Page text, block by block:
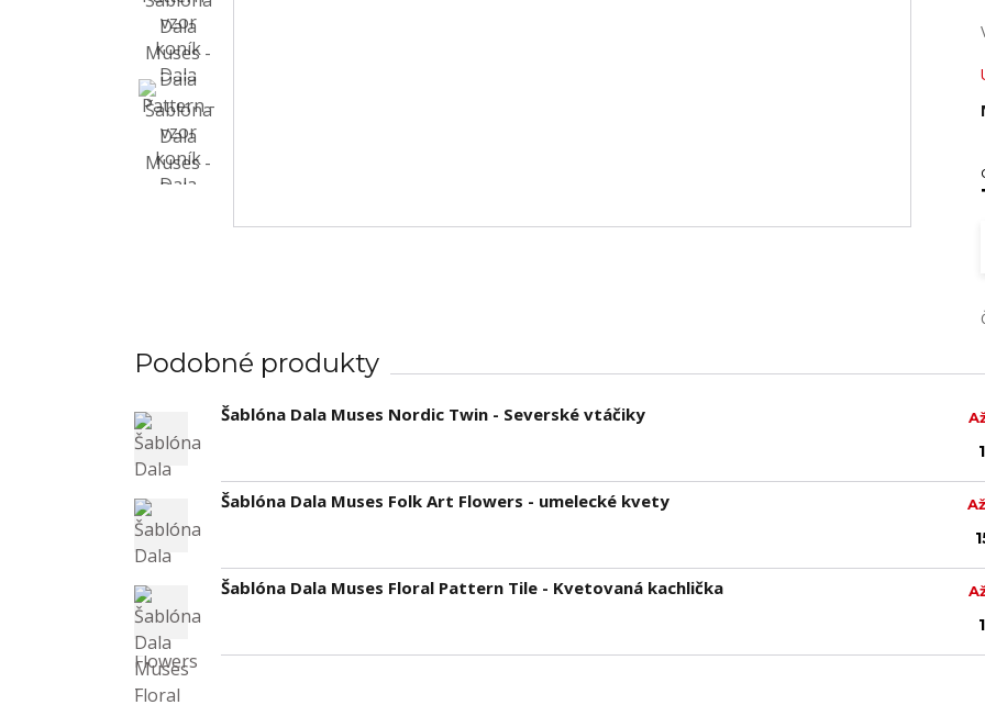
Podobné produkty
Šablóna Dala Muses Nordic Twin - Severské vtáčiky
Šablóna Dala Muses Folk Art Flowers - umelecké kvety
Šablóna Dala Muses Floral Pattern Tile - Kvetovaná kachlička